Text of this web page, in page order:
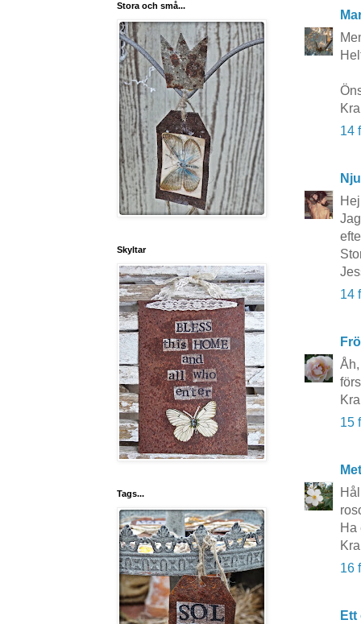
14
14
15
Ha
16
Stora och små...
Skyltar
Tags...